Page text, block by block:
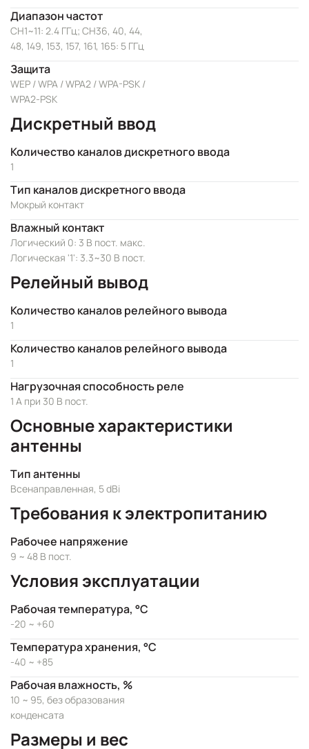
Диапазон частот
CH1~11: 2.4 ГГц; CH36, 40, 44,
48, 149, 153, 157, 161, 165: 5 ГГц
Защита
WEP / WPA / WPA2 / WPA-PSK /
WPA2-PSK
Дискретный ввод
Количество каналов дискретного ввода
1
Тип каналов дискретного ввода
Мокрый контакт
Влажный контакт
Логический 0: 3 В пост. макс.
Логическая '1': 3.3~30 В пост.
Релейный вывод
Количество каналов релейного вывода
1
Количество каналов релейного вывода
1
Нагрузочная способность реле
1 А при 30 В пост.
Основные характеристики
антенны
Тип антенны
Всенаправленная, 5 dBi
Требования к электропитанию
Рабочее напряжение
9 ~ 48 В пост.
Условия эксплуатации
Рабочая температура, °C
-20 ~ +60
Температура хранения, °C
-40 ~ +85
Рабочая влажность, %
10 ~ 95, без образования
конденсата
Размеры и вес